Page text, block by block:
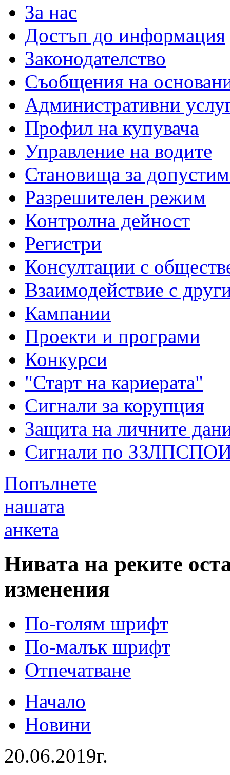
За нас
Достъп до информация
Законодателство
Съобщения на
Административни
Профил на купувача
Управление на водите
Становища за
Разрешителен режим
Контролна дейност
Регистри
Консултации с
Взаимодействие с
Кампании
Проекти и програми
Конкурси
"Старт на кариерата"
Сигнали за корупция
Защита на личните
Сигнали по
Попълнете
нашата
анкета
Нивата на реките
изменения
По-голям шрифт
По-малък шрифт
Отпечатване
Начало
Новини
20.06.2019г.